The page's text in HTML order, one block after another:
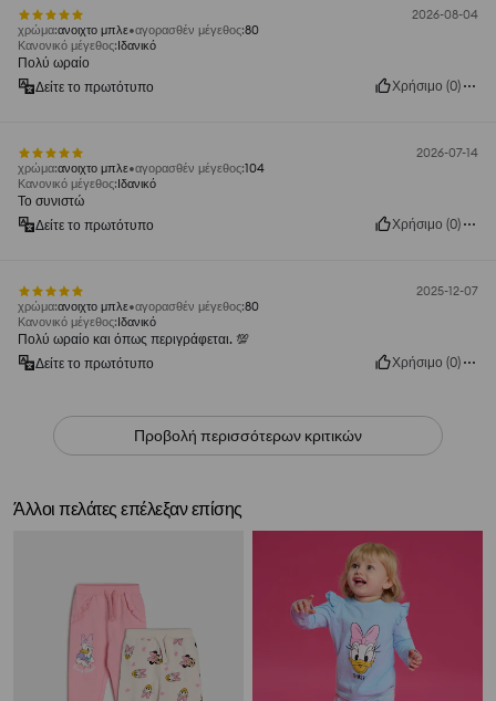
2026-08-04
χρώμα:ανοιχτο μπλε αγορασθέν μέγεθος:80
Κανονικό μέγεθος:Ιδανικό
Πολύ ωραίο
Δείτε το πρωτότυπο
Χρήσιμο (0)
2026-07-14
χρώμα:ανοιχτο μπλε αγορασθέν μέγεθος:104
Κανονικό μέγεθος:Ιδανικό
Το συνιστώ
Δείτε το πρωτότυπο
Χρήσιμο (0)
2025-12-07
χρώμα:ανοιχτο μπλε αγορασθέν μέγεθος:80
Κανονικό μέγεθος:Ιδανικό
Πολύ ωραίο και όπως περιγράφεται. 💯
Δείτε το πρωτότυπο
Χρήσιμο (0)
Προβολή περισσότερων κριτικών
Άλλοι πελάτες επέλεξαν επίσης